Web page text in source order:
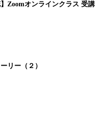
】Zoomオンラインクラス 受講
リー（２）